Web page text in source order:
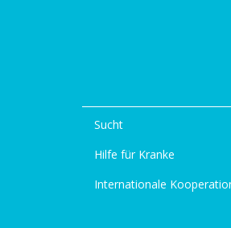
Sucht
Hilfe für Kranke
Internationale